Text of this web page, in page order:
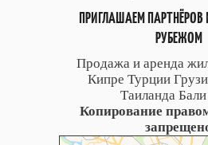
ПРИГЛАШАЕМ
РУБЕЖОМ
Продажа и аренда
Кипре Турции
Таиланда
Копирование